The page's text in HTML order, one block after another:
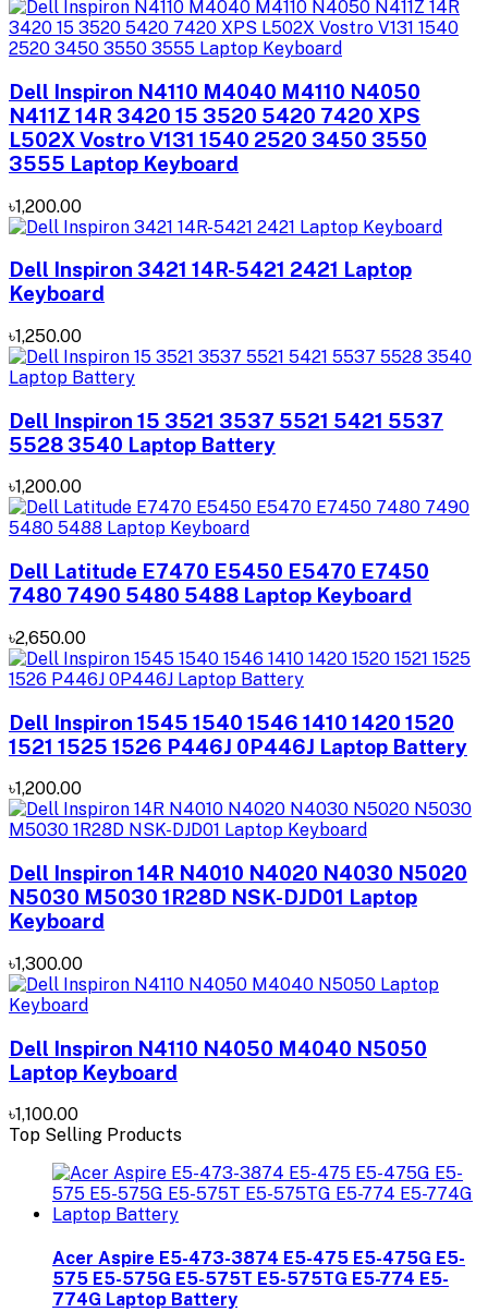
Dell Inspiron N4110 M4040 M4110 N4050
N411Z 14R 3420 15 3520 5420 7420 XPS
L502X Vostro V131 1540 2520 3450 3550
3555 Laptop Keyboard
৳1,200.00
Dell Inspiron 3421 14R-5421 2421 Laptop
Keyboard
৳1,250.00
Dell Inspiron 15 3521 3537 5521 5421 5537
5528 3540 Laptop Battery
৳1,200.00
Dell Latitude E7470 E5450 E5470 E7450
7480 7490 5480 5488 Laptop Keyboard
৳2,650.00
Dell Inspiron 1545 1540 1546 1410 1420 1520
1521 1525 1526 P446J 0P446J Laptop Battery
৳1,200.00
Dell Inspiron 14R N4010 N4020 N4030 N5020
N5030 M5030 1R28D NSK-DJD01 Laptop
Keyboard
৳1,300.00
Dell Inspiron N4110 N4050 M4040 N5050
Laptop Keyboard
৳1,100.00
Top Selling Products
Acer Aspire E5-473-3874 E5-475 E5-475G E5-
575 E5-575G E5-575T E5-575TG E5-774 E5-
774G Laptop Battery